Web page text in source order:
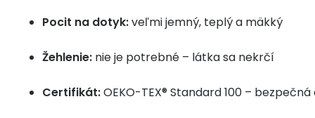
Pocit na dotyk:veľmi jemný, teplý a mäkký
Žehlenie: nie je potrebné – látka sa nekrčí
Certifikát:OEKO-TEX® Standard 100 –